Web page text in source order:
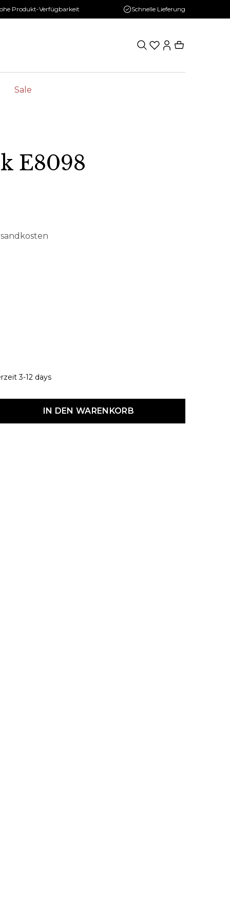
Produkt-Verfügbarkeit Schnelle Lieferung
Sale
E8098
3-12 days
IN DEN WARENKORB